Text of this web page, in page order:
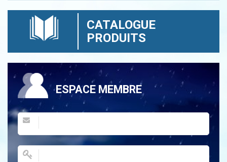
CATALOGUE
PRODUITS
ESPACE MEMBRE